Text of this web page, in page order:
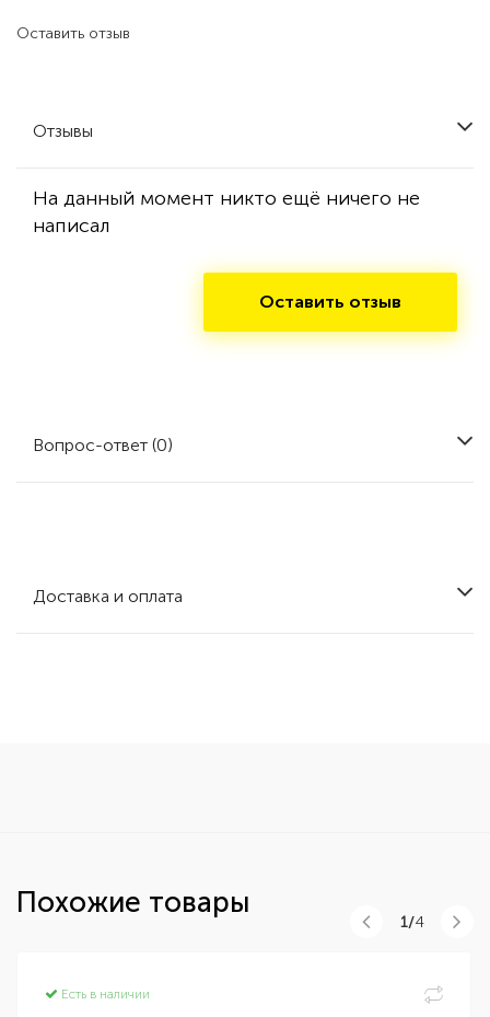
Оставить отзыв
Отзывы
На данный момент никто ещё ничего не
написал
Оставить отзыв
Вопрос-ответ (0)
Доставка и оплата
Похожие товары
Есть в наличии
1/4